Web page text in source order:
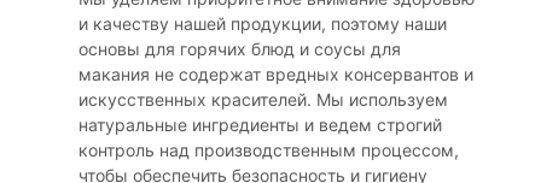
и качеству нашей продукции, поэтому наши
основы для горячих блюд и соусы для
макания не содержат вредных консервантов и
искусственных красителей. Мы используем
натуральные ингредиенты и ведем строгий
контроль над производственным процессом,
чтобы обеспечить безопасность и гигиену